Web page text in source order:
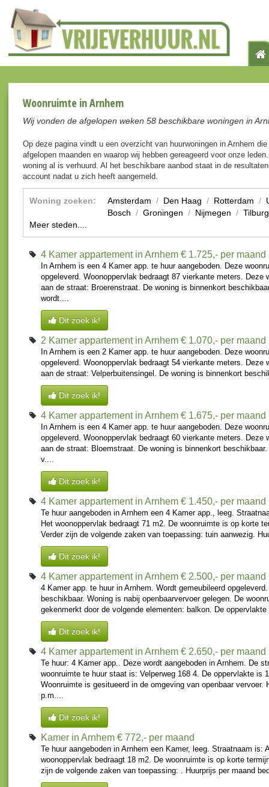
Woonruimte in Arnhem
Wij vonden de afgelopen weken 58 beschikbare woningen in
Op deze pagina vindt u een overzicht van huurwoningen in Arnhem
afgelopen maanden en waarop wij hebben gereageerd voor onze
woning al is verhuurd. Al het beschikbare aanbod staat in de
account nadat u zich heeft aangemeld.
Woning zoeken: Amsterdam / Den Haag / Rotterdam /
Bosch / Groningen / Nijmegen / Tilburg
Meer steden....
4 Kamer appartement in Arnhem € 1.725,- per maand
In Arnhem is een 4 Kamer app. te huur aangeboden. Deze
opgeleverd. Woonoppervlak bedraagt 87 vierkante meters. Deze
aan de straat: Broerenstraat. De woning is binnenkort
wordt....
Dit zoek ik!
2 Kamer appartement in Arnhem € 1.070,- per maand
In Arnhem is een 2 Kamer app. te huur aangeboden. Deze
opgeleverd. Woonoppervlak bedraagt 54 vierkante meters. Deze
aan de straat: Velperbuitensingel. De woning is binnenkort
Dit zoek ik!
4 Kamer appartement in Arnhem € 1.675,- per maand
In Arnhem is een 4 Kamer app. te huur aangeboden. Deze
opgeleverd. Woonoppervlak bedraagt 60 vierkante meters. Deze
aan de straat: Bloemstraat. De woning is binnenkort
v....
Dit zoek ik!
4 Kamer appartement in Arnhem € 1.450,- per maand
Te huur aangeboden in Arnhem een 4 Kamer app., leeg.
Het woonoppervlak bedraagt 71 m2. De woonruimte is op korte
Verder zijn de volgende zaken van toepassing: tuin aanwezig.
Dit zoek ik!
4 Kamer appartement in Arnhem € 2.500,- per maand
4 Kamer app. te huur in Arnhem. Wordt gemeubileerd
beschikbaar. Woning is nabij openbaarvervoer gelegen. De
gekenmerkt door de volgende elementen: balkon. De
Dit zoek ik!
4 Kamer appartement in Arnhem € 2.650,- per maand
Te huur: 4 Kamer app.. Deze wordt aangeboden in Arnhem. De
woonruimte te huur staat is: Velperweg 168 4. De oppervlakte is
Woonruimte is gesitueerd in de omgeving van openbaar vervoer.
p.m....
Dit zoek ik!
Kamer in Arnhem € 772,- per maand
Te huur aangeboden in Arnhem een Kamer, leeg. Straatnaam is:
woonoppervlak bedraagt 18 m2. De woonruimte is op korte
zijn de volgende zaken van toepassing: . Huurprijs per maand